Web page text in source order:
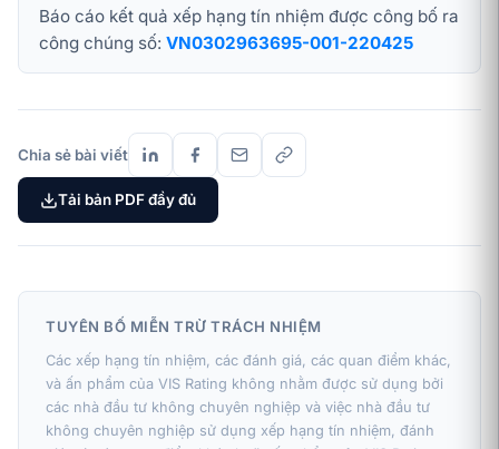
Báo cáo kết quả xếp hạng tín nhiệm được công bố ra
công chúng số: VN0302963695-001-220425
Chia sẻ bài viết
Tải bản PDF đầy đủ
TUYÊN BỐ MIỄN TRỪ TRÁCH NHIỆM
Các xếp hạng tín nhiệm, các đánh giá, các quan điểm khác,
và ấn phẩm của VIS Rating không nhằm được sử dụng bởi
các nhà đầu tư không chuyên nghiệp và việc nhà đầu tư
không chuyên nghiệp sử dụng xếp hạng tín nhiệm, đánh